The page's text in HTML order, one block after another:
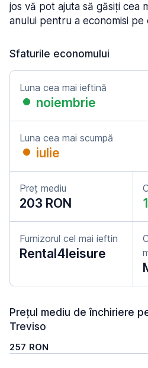
jos vă pot ajuta să găsiți cea
anului pentru a economisi pe
Sfaturile economului
Luna cea mai ieftină
noiembrie
Luna cea mai scumpă
iulie
Preț mediu
203 RON
Furnizorul cel mai ieftin
Rental4leisure
Prețul mediu de închiriere
Treviso
257 RON